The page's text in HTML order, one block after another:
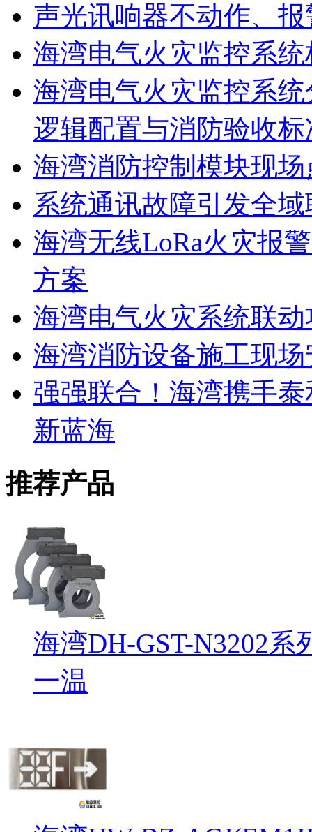
声光讯响器不动作、
海湾电气火灾监控系
海湾电气火灾监控系
逻辑配置与消防验收标
海湾消防控制模块现
系统通讯故障引发全
海湾无线LoRa火灾报
方案
海湾电气火灾系统联
海湾消防设备施工现
强强联合！海湾携手
新蓝海
推荐产品
海湾DH-GST-N3202
一温